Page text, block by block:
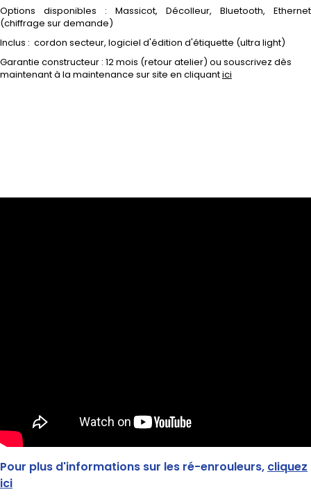
Options disponibles : Massicot, Décolleur, Bluetooth, Ethernet
(chiffrage sur demande)
Inclus : cordon secteur, logiciel d'édition d'étiquette (ultra light)
Garantie constructeur : 12 mois (retour atelier) ou souscrivez dès
maintenant à la maintenance sur site en cliquantici
Pour plus d'informations sur les ré-enrouleurs, cliquez
ici